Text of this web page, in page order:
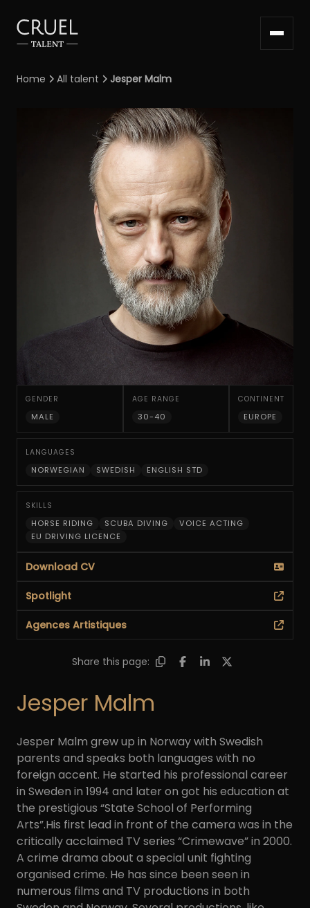
Home All talent Jesper Malm
GENDER
MALE
AGE RANGE
30-40
CONTINENT
EUROPE
LANGUAGES
NORWEGIAN SWEDISH ENGLISH STD
SKILLS
HORSE RIDING SCUBA DIVING
VOICE ACTING
EU DRIVING LICENCE
Download CV
Spotlight
Agences Artistiques
Share this page:
Jesper Malm
Jesper Malm grew up in Norway with Swedish
parents and speaks both languages with no
foreign accent. He started his professional career
in Sweden in 1994 and later on got his education at
the prestigious “State School of Performing
Arts”.His first lead in front of the camera was in the
critically acclaimed TV series “Crimewave” in 2000.
A crime drama about a special unit fighting
organised crime. He has since been seen in
numerous films and TV productions in both